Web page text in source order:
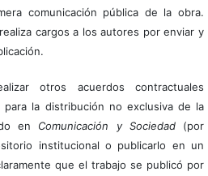
comunicación pública de la obra.
cargos a los autores por enviar y
otros acuerdos contractuales
para la distribución no exclusiva de la
en Comunicación y Sociedad(por
institucional o publicarlo en un
que el trabajo se publicó por